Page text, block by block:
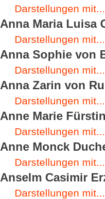
Darstellungen mit...
Anna Maria Luisa
Darstellungen mit...
Anna Sophie von
Darstellungen mit...
Anna Zarin von
Darstellungen mit...
Anne Marie
Darstellungen mit...
Anne Monck
Darstellungen mit...
Anselm Casimir
Darstellungen mit...